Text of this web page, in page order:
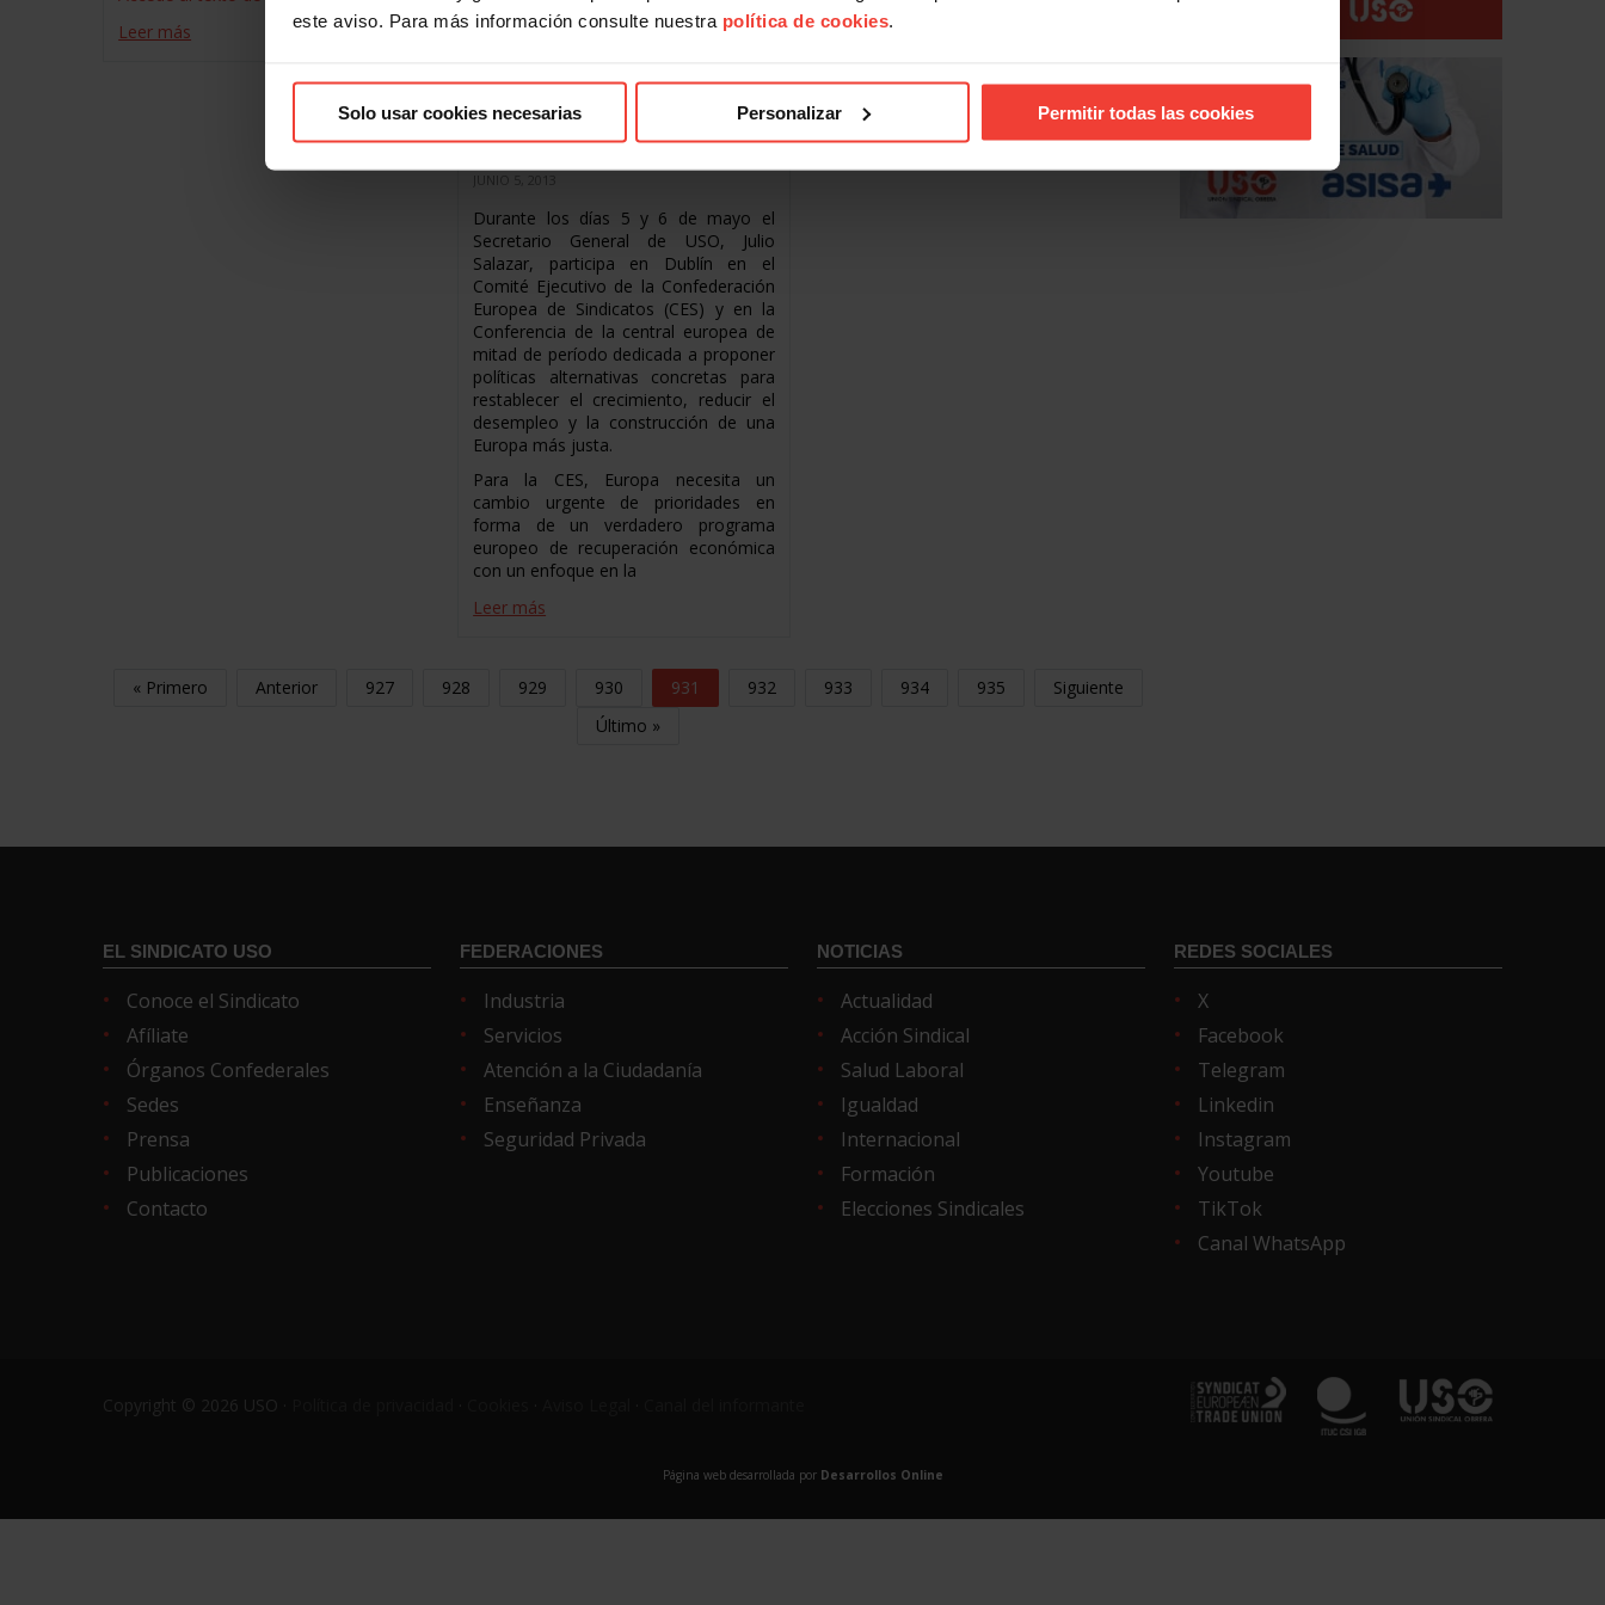
este aviso. Para más información consulte nuestra política de cookies.
Solo usar cookies necesarias Personalizar Permitir todas las cookies
Corcoesto,
Leer más
Líderes sindicales europeos
exigen fuertes inversiones
para la recuperación y
Durante los días 5 y 6 de mayo el
Secretario General de USO, Julio
Salazar, participa en Dublín en el
Comité Ejecutivo de la Confederación
Europea de Sindicatos (CES) y en la
Conferencia de la central europea de
mitad de período dedicada a proponer
políticas alternativas concretas para
restablecer el crecimiento, reducir el
desempleo y la construcción de una
Europa más justa.
Para la CES, Europa necesita un
cambio urgente de prioridades en
forma de un verdadero programa
europeo de recuperación económica
con un enfoque en la
Leer más
« Primero Anterior 927 928 929 930 931 932 933 934 935
Siguiente
Último »
EL SINDICATO USO
Conoce el Sindicato
Afíliate
Órganos Confederales
Sedes
Prensa
Publicaciones
Contacto
FEDERACIONES
Industria
Servicios
Atención a la Ciudadanía
Enseñanza
Seguridad Privada
NOTICIAS
Actualidad
Acción Sindical
Salud Laboral
Igualdad
Internacional
Formación
Elecciones Sindicales
REDES SOCIALES
X
Facebook
Telegram
Linkedin
Instagram
Youtube
TikTok
Canal WhatsApp
Copyright © 2026 USO ·
Página web desarrollada por Desarrollos Online